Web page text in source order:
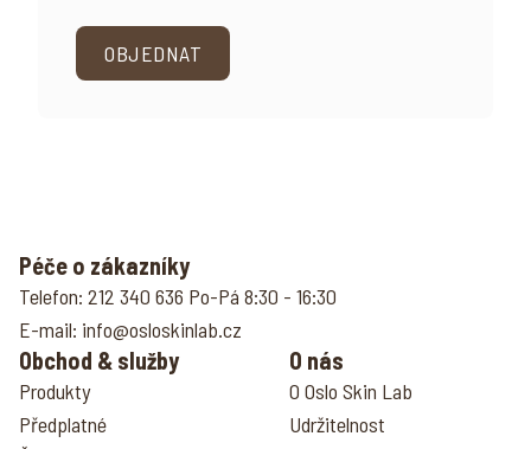
OBJEDNAT
Péče o zákazníky
Telefon: 212 340 636 Po-Pá 8:30 - 16:30
E-mail: info@osloskinlab.cz
Obchod & služby
Produkty
Předplatné
O nás
O Oslo Skin Lab
Udržitelnost